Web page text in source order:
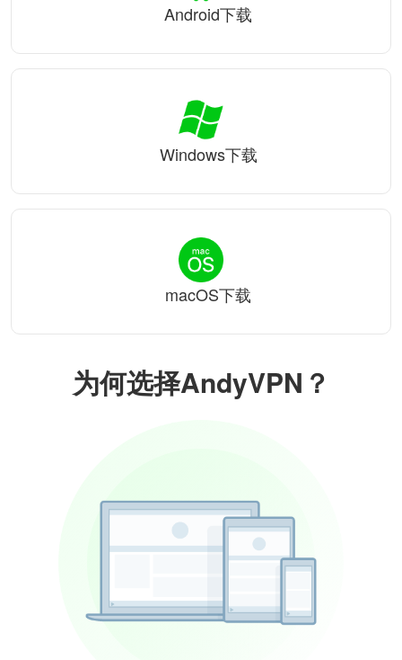
为何选择AndyVPN？
Android下载
Windows下载
macOS下载